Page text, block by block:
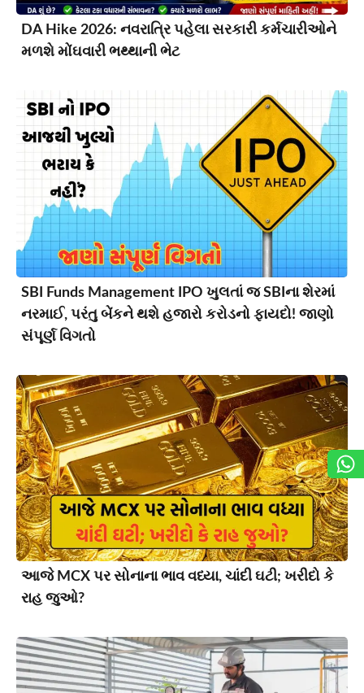
DA Hike 2026: નવરાત્રિ પહેલા સરકારી કર્મચારીઓને
મળશે મોંઘવારી ભથ્થાની ભેટ
SBI Funds Management IPO ખુલતાં જ SBIના શેરમાં
નરમાઈ, પરંતુ બેંકને થશે હજારો કરોડનો ફાયદો! જાણો
સંપૂર્ણ વિગતો
આજે MCX પર સોનાના ભાવ વધ્યા, ચાંદી ઘટી; ખરીદો કે
રાહ જુઓ?